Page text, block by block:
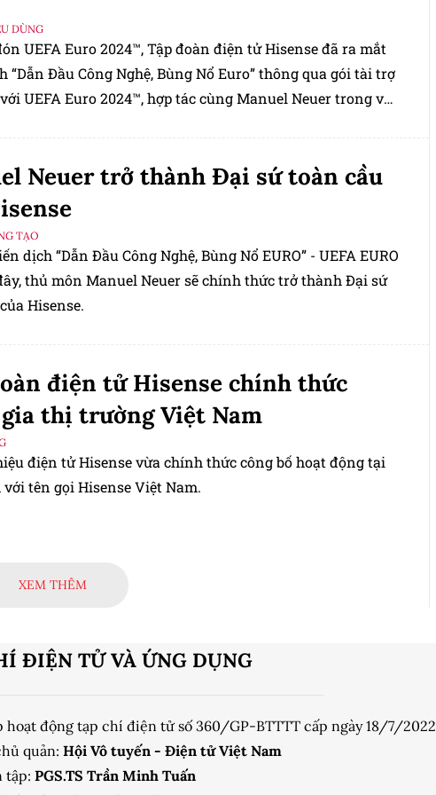
DÙNG
UEFA Euro 2024™, Tập đoàn điện tử Hisense đã ra mắt
“Dẫn Đầu Công Nghệ, Bùng Nổ Euro” thông qua gói tài trợ
UEFA Euro 2024™, hợp tác cùng Manuel Neuer trong vai
2024™.
Neuer trở thành Đại sứ toàn cầu
TẠO
dịch “Dẫn Đầu Công Nghệ, Bùng Nổ EURO” - UEFA EURO
thủ môn Manuel Neuer sẽ chính thức trở thành Đại sứ
Hisense.
điện tử Hisense chính thức
thị trường Việt Nam
điện tử Hisense vừa chính thức công bố hoạt động tại
tên gọi Hisense Việt Nam.
XEM THÊM
ĐIỆN TỬ VÀ ỨNG DỤNG
hoạt động tạp chí điện tử số 360/GP-BTTTT cấp ngày 18/7/2022
quản: Hội Vô tuyến - Điện tử Việt Nam
tập: PGS.TS Trần Minh Tuấn